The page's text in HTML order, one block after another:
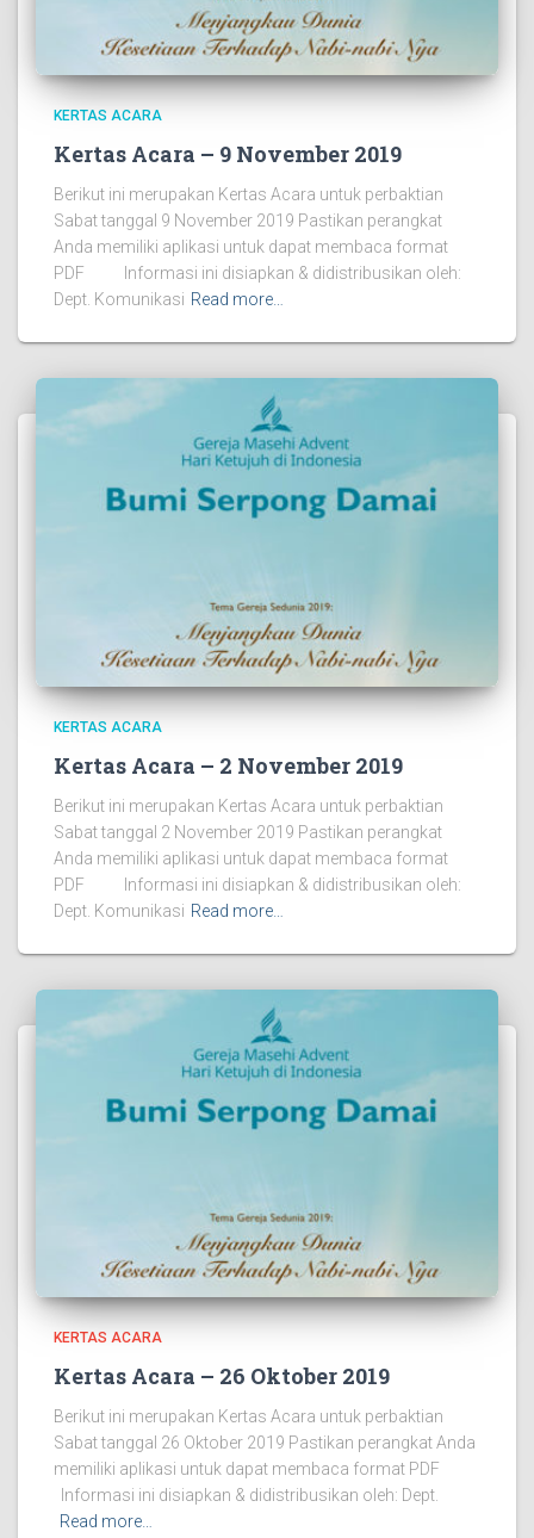
KERTAS ACARA
Kertas Acara – 9 November 2019
Berikut ini merupakan Kertas Acara untuk perbaktian
Sabat tanggal 9 November 2019 Pastikan perangkat
Anda memiliki aplikasi untuk dapat membaca format
PDF Informasi ini disiapkan & didistribusikan oleh:
Dept. Komunikasi Read more…
KERTAS ACARA
Kertas Acara – 2 November 2019
Berikut ini merupakan Kertas Acara untuk perbaktian
Sabat tanggal 2 November 2019 Pastikan perangkat
Anda memiliki aplikasi untuk dapat membaca format
PDF Informasi ini disiapkan & didistribusikan oleh:
Dept. Komunikasi Read more…
KERTAS ACARA
Kertas Acara – 26 Oktober 2019
Berikut ini merupakan Kertas Acara untuk perbaktian
Sabat tanggal 26 Oktober 2019 Pastikan perangkat Anda
memiliki aplikasi untuk dapat membaca format PDF
Informasi ini disiapkan & didistribusikan oleh: Dept.
Read more…